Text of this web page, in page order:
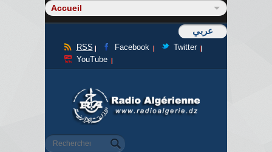
عربي
RSS Facebook
Twitter
YouTube
Formulaire de recherche
Rechercher